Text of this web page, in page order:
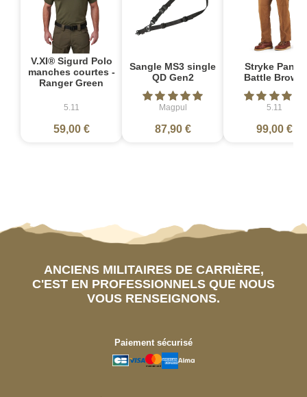
V.XI® Sigurd Polo
manches courtes -
Ranger Green
5.11
59,00 €
Sangle MS3 single
QD Gen2
Magpul
87,90 €
Stryke Pant -
Battle Brown
5.11
99,00 €
ANCIENS MILITAIRES DE CARRIÈRE,
C'EST EN PROFESSIONNELS QUE NOUS
VOUS RENSEIGNONS.
Paiement sécurisé